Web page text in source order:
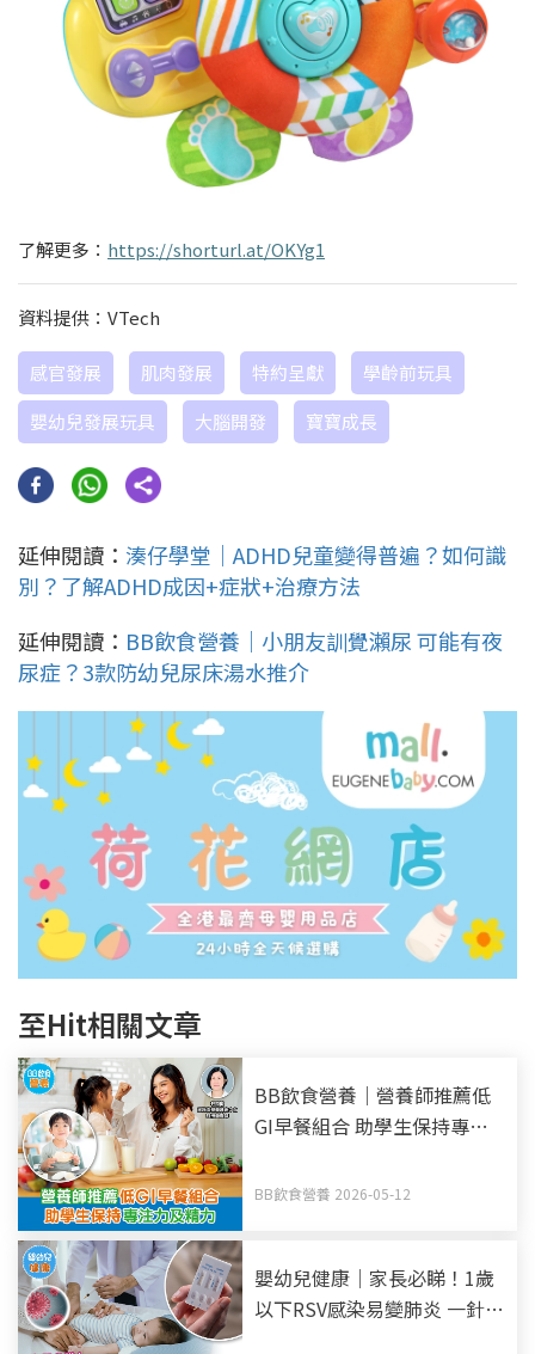
了解更多： https://shorturl.at/OKYg1
資料提供：VTech
感官發展 肌肉發展 特約呈獻
學齡前玩具
嬰幼兒發展玩具
大腦開發 寶寶成長
延伸閱讀： 湊仔學堂｜ADHD兒童變得普遍？如何識
別？了解ADHD成因+症狀+治療方法
延伸閱讀： BB飲食營養｜小朋友訓覺瀨尿 可能有夜
尿症？3款防幼兒尿床湯水推介
至Hit相關文章
BB飲食營養｜營養師推薦低
GI早餐組合 助學生保持專注
BB飲食營養 2026-05-12
嬰幼兒健康｜家長必睇！1歲
以下RSV感染易變肺炎 一針長